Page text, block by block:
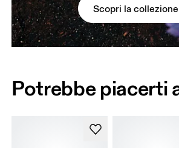
Scopri la collezione
Potrebbe piacerti